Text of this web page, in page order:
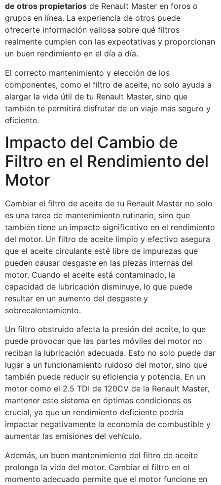
de otros propietarios de Renault Master en foros o
grupos en línea. La experiencia de otros puede
ofrecerte información valiosa sobre qué filtros
realmente cumplen con las expectativas y proporcionan
un buen rendimiento en el día a día.
El correcto mantenimiento y elección de los
componentes, como el filtro de aceite, no solo ayuda a
alargar la vida útil de tu Renault Master, sino que
también te permitirá disfrutar de un viaje más seguro y
eficiente.
Impacto del Cambio de
Filtro en el Rendimiento del
Motor
Cambiar el filtro de aceite de tu Renault Master no solo
es una tarea de mantenimiento rutinario, sino que
también tiene un impacto significativo en el rendimiento
del motor. Un filtro de aceite limpio y efectivo asegura
que el aceite circulante esté libre de impurezas que
pueden causar desgaste en las piezas internas del
motor. Cuando el aceite está contaminado, la
capacidad de lubricación disminuye, lo que puede
resultar en un aumento del desgaste y
sobrecalentamiento.
Un filtro obstruido afecta la presión del aceite, lo que
puede provocar que las partes móviles del motor no
reciban la lubricación adecuada. Esto no solo puede dar
lugar a un funcionamiento ruidoso del motor, sino que
también puede reducir su eficiencia y potencia. En un
motor como el 2.5 TDI de 120CV de la Renault Master,
mantener este sistema en óptimas condiciones es
crucial, ya que un rendimiento deficiente podría
impactar negativamente la economía de combustible y
aumentar las emisiones del vehículo.
Además, un buen mantenimiento del filtro de aceite
prolonga la vida del motor. Cambiar el filtro en el
momento adecuado permite que el motor funcione en